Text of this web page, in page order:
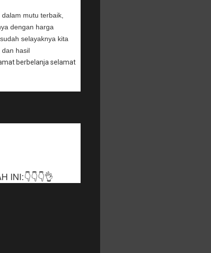
mutu terbaik,
dengan harga
selayaknya kita
dan hasil
berbelanja selamat
INI:👇👇👇👌